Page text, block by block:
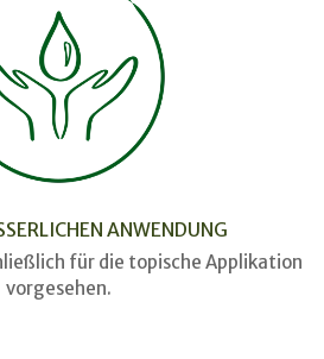
ANWENDUNG
für die topische Applikation
vorgesehen.